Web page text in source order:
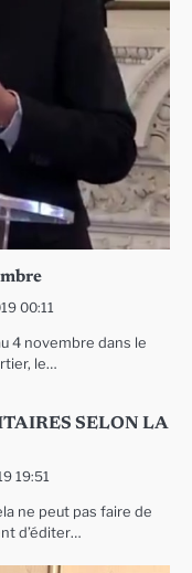
00:11
4 novembre dans le
le…
SELON LA
19:51
ne peut pas faire de
d’éditer…